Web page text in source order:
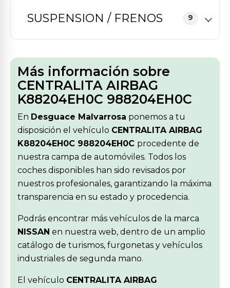
SUSPENSION / FRENOS 9
Más información sobre
CENTRALITA AIRBAG
K88204EH0C 988204EH0C
En Desguace Malvarrosa ponemos a tu
disposición el vehículo CENTRALITA AIRBAG
K88204EH0C 988204EH0C procedente de
nuestra campa de automóviles. Todos los
coches disponibles han sido revisados por
nuestros profesionales, garantizando la máxima
transparencia en su estado y procedencia.
Podrás encontrar más vehículos de la marca
NISSAN en nuestra web, dentro de un amplio
catálogo de turismos, furgonetas y vehículos
industriales de segunda mano.
El vehículo CENTRALITA AIRBAG